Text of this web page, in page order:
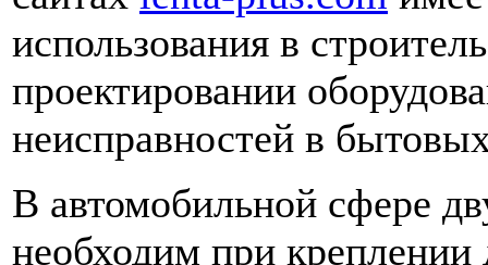
использования в
проектировании
неисправностей в
В автомобильной сфере
необходим при креплении